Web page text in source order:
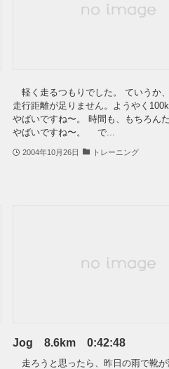
軽く走るつもりでした。 ていうか
走行距離が足りません。ようやく
やばいですね〜。 時間も、もちろんた
やばいですね〜。 で...
2004年10月26日 トレーニング
Jog 8.6km 0:42:48
走ろうと思ったら、昨日の雨で靴